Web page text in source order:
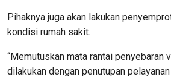
Pihaknya juga akan lakukan
kondisi rumah sakit.
“Memutuskan mata rantai penyebaran
dilakukan dengan penutupan